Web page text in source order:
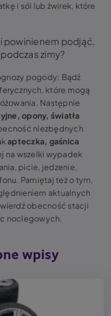
i sól lub żwirek, które
powinienem podjąć,
zimy?
pogody: Bądź
które mogą
Następnie
opony, światła
niezbędnych
apteczka, gaśnica
na wszelki wypadek
picie, jedzenie,
Pamiętaj też o tym,
aktualnych
obecność stacji
noclegowych.
wpisy